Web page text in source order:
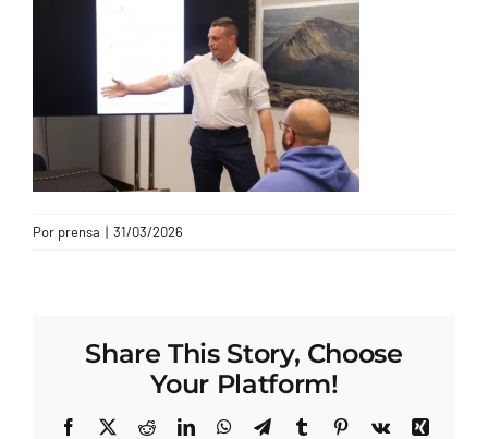
Por prensa | 31/03/2026
Share This Story, Choose
Your Platform!
Facebook
X RedditLinkedInWhatsApp
TelegramTumblrPinterest
Vk
Xing